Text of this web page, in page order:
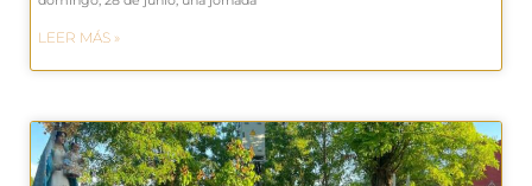
LEER MÁS »